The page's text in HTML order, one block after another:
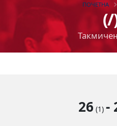
(/
ПОЧЕТНА
26 (1) -